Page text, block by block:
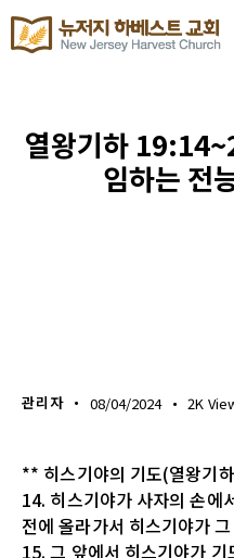
열왕기하
임하는 전
관리자 08/04/2024 2K
** 히스기야의 기도(열왕기
14. 히스기야가 사자의 손에
전에 올라가서 히스기야가
15. 그 앞에서 히스기야가